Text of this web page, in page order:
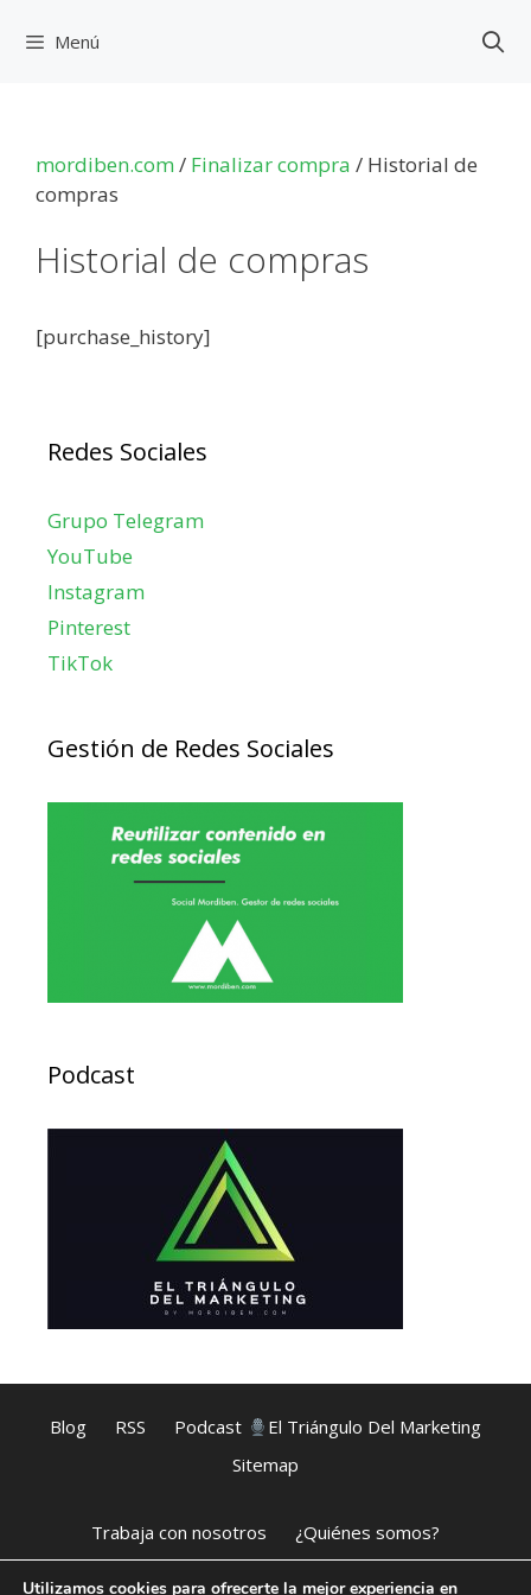
Menú
mordiben.com / Finalizar compra / Historial de
compras
Historial de compras
[purchase_history]
Redes Sociales
Grupo Telegram
YouTube
Instagram
Pinterest
TikTok
Gestión de Redes Sociales
Podcast
Blog RSS Podcast
El Triángulo Del Marketing
Sitemap
Trabaja con nosotros ¿Quiénes somos?
Utilizamos cookies para ofrecerte la mejor experiencia en